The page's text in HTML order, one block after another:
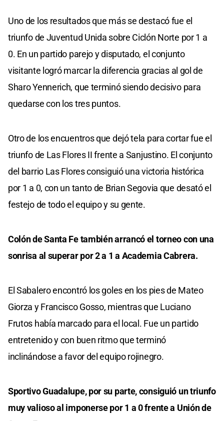
Uno de los resultados que más se destacó fue el
triunfo de Juventud Unida sobre Ciclón Norte por 1 a
0. En un partido parejo y disputado, el conjunto
visitante logró marcar la diferencia gracias al gol de
Sharo Yennerich, que terminó siendo decisivo para
quedarse con los tres puntos.
Otro de los encuentros que dejó tela para cortar fue el
triunfo de Las Flores II frente a Sanjustino. El conjunto
del barrio Las Flores consiguió una victoria histórica
por 1 a 0, con un tanto de Brian Segovia que desató el
festejo de todo el equipo y su gente.
Colón de Santa Fe también arrancó el torneo con una
sonrisa al superar por 2 a 1 a Academia Cabrera.
El Sabalero encontró los goles en los pies de Mateo
Giorza y Francisco Gosso, mientras que Luciano
Frutos había marcado para el local. Fue un partido
entretenido y con buen ritmo que terminó
inclinándose a favor del equipo rojinegro.
Sportivo Guadalupe, por su parte, consiguió un triunfo
muy valioso al imponerse por 1 a 0 frente a Unión de